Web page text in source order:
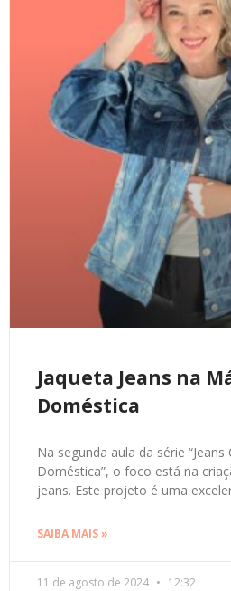
Jaqueta Jeans na
Doméstica
Na segunda aula da série
Doméstica”, o foco está na
jeans. Este projeto é uma
SAIBA MAIS »
11 de agosto de 2024 12:32